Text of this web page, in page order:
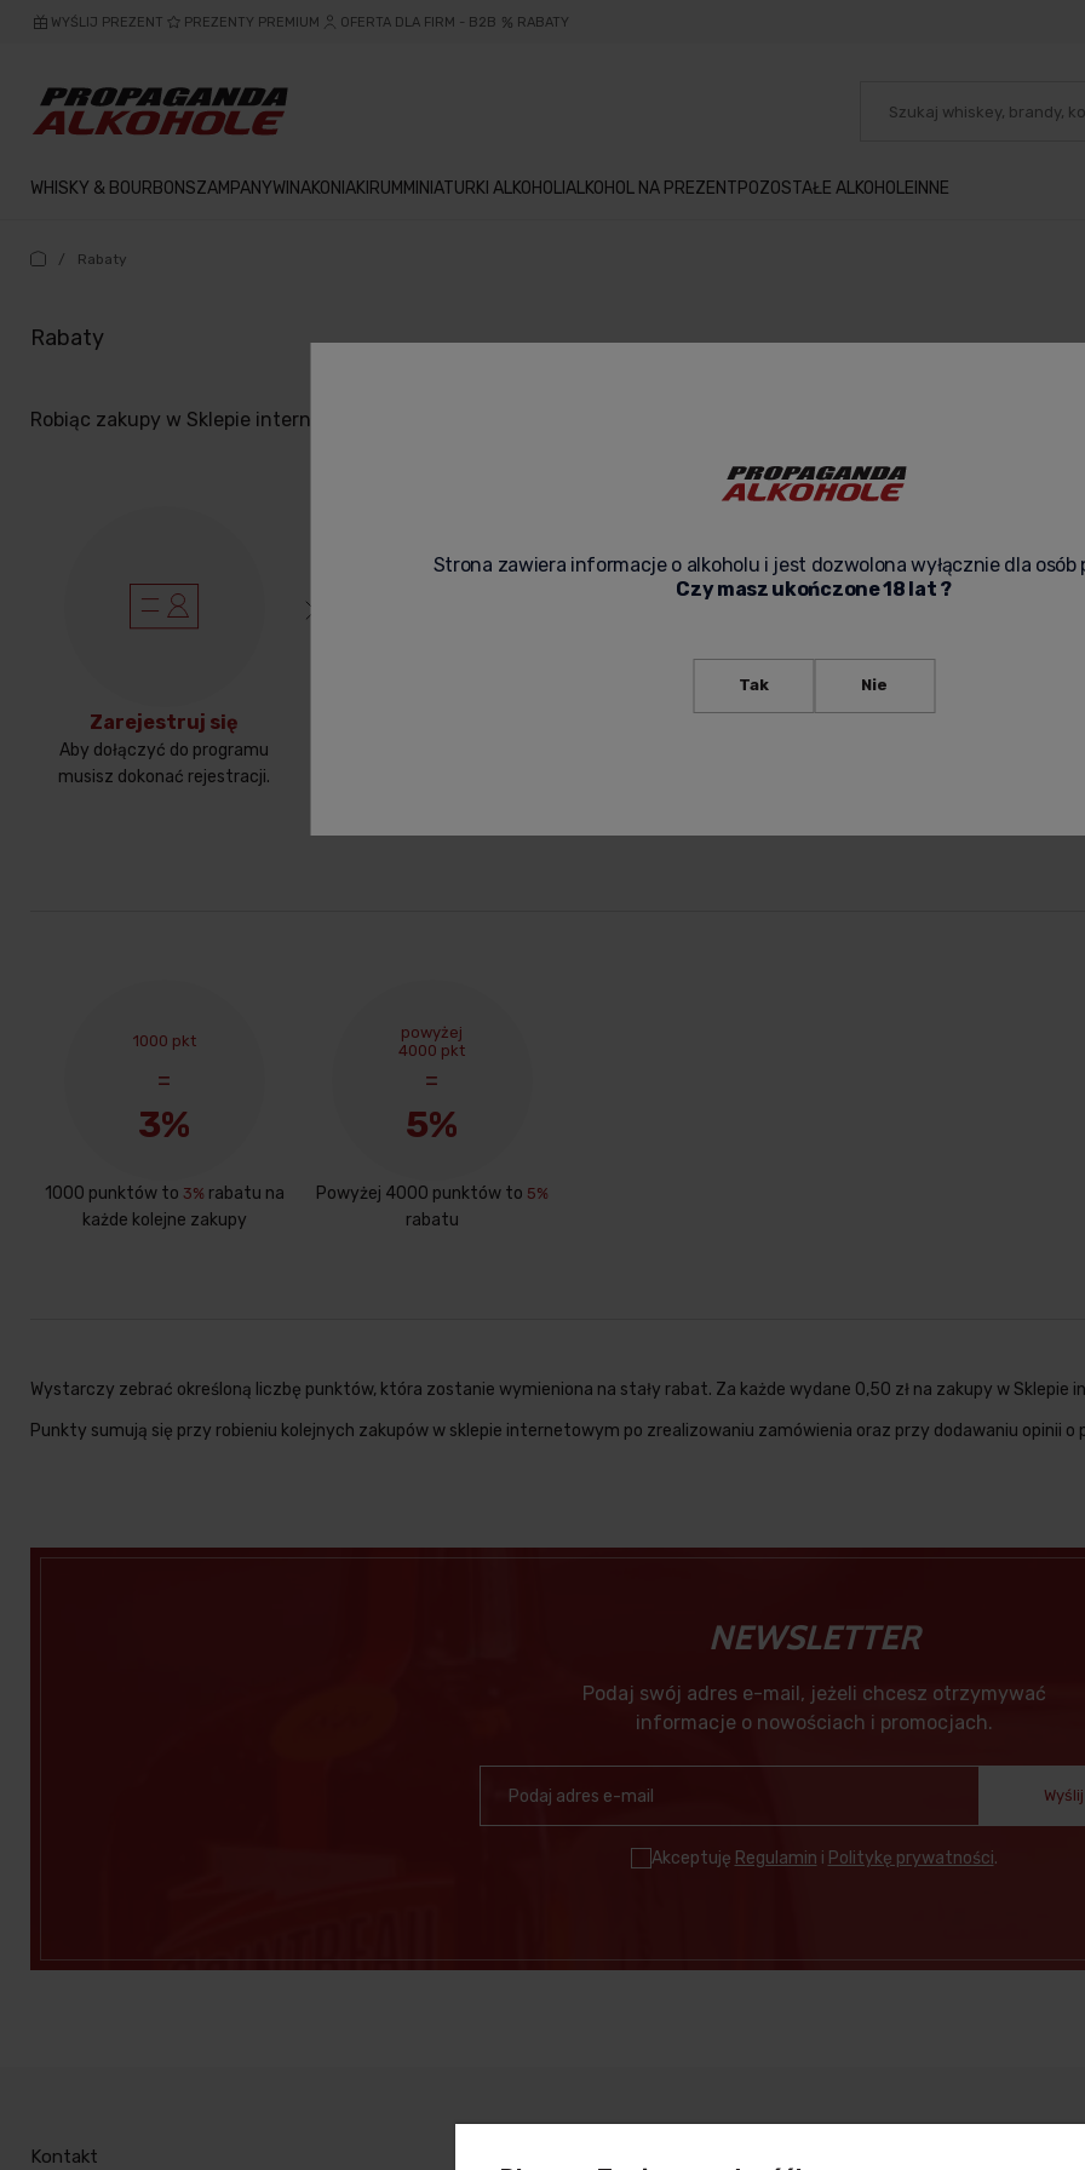
WYŚLIJ PREZENT PREZENTY PREMIUM OFERTA DLA FIRM - B2B RABATY
WHISKY & BOURBONSZAMPANYWINAKONIAKI RUM MINIATURKI ALKOHOLIALKOHOL NA PREZENTPOZOSTAŁE ALKOHOLE INNE
/ Rabaty
Rabaty
Robiąc zakupy w Sklepie internetowym Propaganda jako zarejestrowany Klient, masz możliwość uzyskania stałego
Zarejestruj się
Aby dołączyć do programu
musisz dokonać rejestracji.
1000 pkt
=
3%
1000 punktów to 3% rabatu na
każde kolejne zakupy
powyżej
4000 pkt
=
5%
Powyżej 4000 punktów to 5%
rabatu
Wystarczy zebrać określoną liczbę punktów, która zostanie wymieniona na stały rabat. Za każde wydane 0,50 zł na zakupy w
Punkty sumują się przy robieniu kolejnych zakupów w sklepie internetowym po zrealizowaniu zamówienia oraz przy dodawaniu opinii o
NEWSLETTER
Podaj swój adres e-mail, jeżeli chcesz otrzymywać
informacje o nowościach i promocjach.
Wyślij
Akceptuję Regulamin i Politykę prywatności.
Strona zawiera informacje o alkoholu i jest dozwolona wyłącznie dla osób
Czy masz ukończone 18 lat ?
Tak Nie
Kontakt